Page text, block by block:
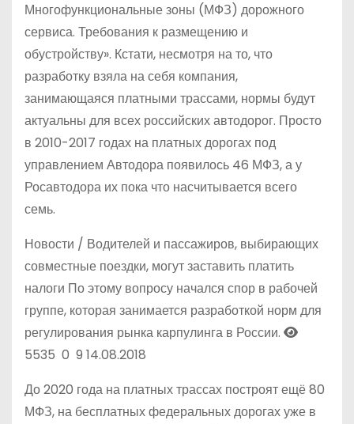
Многофункциональные зоны (МФЗ) дорожного
сервиса. Требования к размещению и
обустройству». Кстати, несмотря на то, что
разработку взяла на себя компания,
занимающаяся платными трассами, нормы будут
актуальны для всех российских автодорог. Просто
в 2010-2017 годах на платных дорогах под
управлением Автодора появилось 46 МФЗ, а у
Росавтодора их пока что насчитывается всего
семь.
Новости / Водителей и пассажиров, выбирающих
совместные поездки, могут заставить платить
налоги По этому вопросу начался спор в рабочей
группе, которая занимается разработкой норм для
регулирования рынка карпулинга в России.
5535 0 9 14.08.2018
До 2020 года на платных трассах построят ещё 80
МФЗ, на бесплатных федеральных дорогах уже в